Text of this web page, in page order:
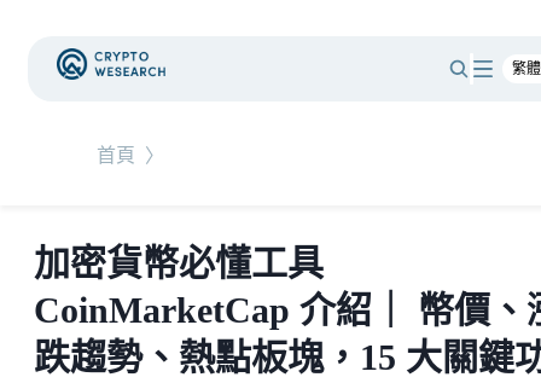
首頁 〉
加密貨幣必懂工具
CoinMarketCap 介紹｜ 幣價、
跌趨勢、熱點板塊，15 大關鍵